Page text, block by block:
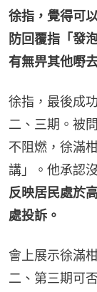
徐指，覺得可
防回覆指「發
有無畀其他嘢
徐指，最後成
二、三期。被
不阻燃，徐滿
講」。他承認
反映居民處於
處投訴。
會上展示徐滿
二、第三期可